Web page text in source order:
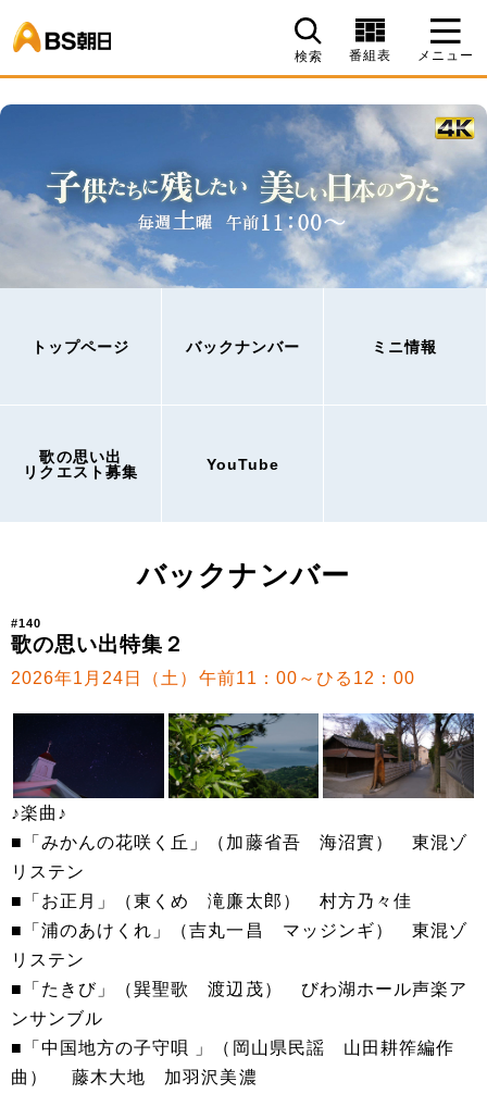
検索 番組表 メニュー
トップページ バックナンバー ミニ情報
歌の思い出
リクエスト募集
YouTube
バックナンバー
#140
歌の思い出特集２
2026年1月24日（土）午前11：00～ひる12：00
♪楽曲♪
■「みかんの花咲く丘」（加藤省吾 海沼實） 東混ゾ
リステン
■「お正月」（東くめ 滝廉太郎） 村方乃々佳
■「浦のあけくれ」（吉丸一昌 マッジンギ） 東混ゾ
リステン
■「たきび」（巽聖歌 渡辺茂） びわ湖ホール声楽ア
ンサンブル
■「中国地方の子守唄 」（岡山県民謡 山田耕筰編作
曲） 藤木大地 加羽沢美濃